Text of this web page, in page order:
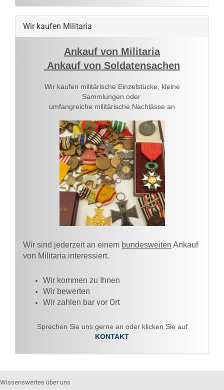
Wir kaufen Militaria
Ankauf von Militaria
Ankauf von Soldatensachen
Wir kaufen militärische Einzelstücke, kleine
Sammlungen oder
umfangreiche militärische Nachlässe an
Wir sind jederzeit an einem bundesweiten Ankauf
von Militaria interessiert.
Wir kommen zu Ihnen​
Wir bewerten
Wir zahlen bar vor Ort
Sprechen Sie uns gerne an oder klicken Sie auf
KONTAKT
Wissenswertes über uns